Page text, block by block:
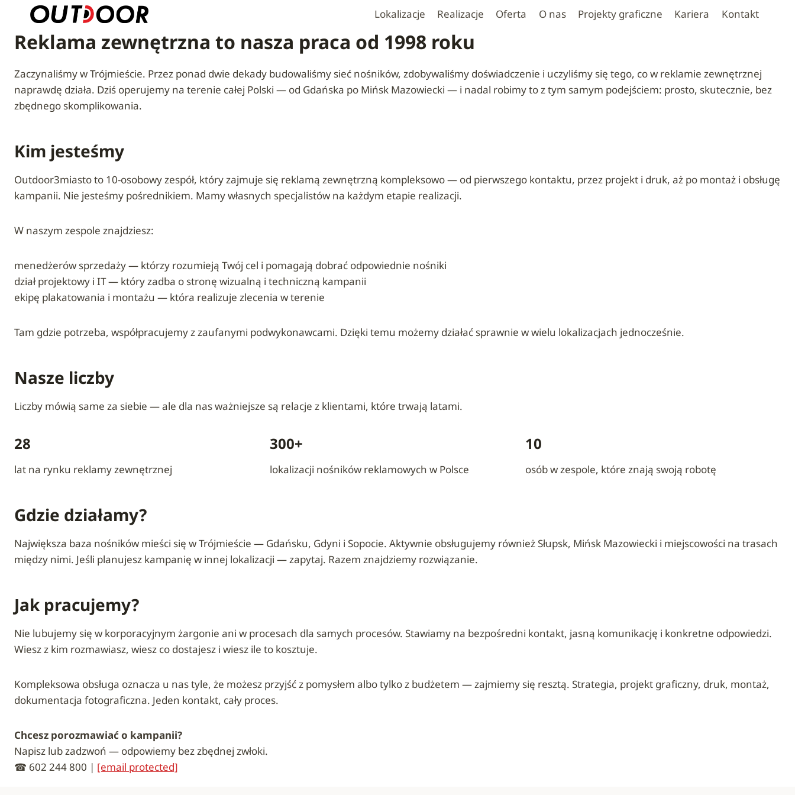
Przejdź
treści
Lokalizacje Realizacje Oferta O nas Projekty graficzne Kariera Kontakt
Reklama zewnętrzna to nasza praca od 1998 roku
Zaczynaliśmy w Trójmieście. Przez ponad dwie dekady budowaliśmy sieć nośników, zdobywaliśmy doświadczenie i uczyliśmy się tego, co w reklamie zewnętrznej
naprawdę działa. Dziś operujemy na terenie całej Polski — od Gdańska po Mińsk Mazowiecki — i nadal robimy to z tym samym podejściem: prosto, skutecznie, bez
zbędnego skomplikowania.
Kim jesteśmy
Outdoor3miasto to 10-osobowy zespół, który zajmuje się reklamą zewnętrzną kompleksowo — od pierwszego kontaktu, przez projekt i druk, aż po montaż i obsługę
kampanii. Nie jesteśmy pośrednikiem. Mamy własnych specjalistów na każdym etapie realizacji.
W naszym zespole znajdziesz:
menedżerów sprzedaży — którzy rozumieją Twój cel i pomagają dobrać odpowiednie nośniki
dział projektowy i IT — który zadba o stronę wizualną i techniczną kampanii
ekipę plakatowania i montażu — która realizuje zlecenia w terenie
Tam gdzie potrzeba, współpracujemy z zaufanymi podwykonawcami. Dzięki temu możemy działać sprawnie w wielu lokalizacjach jednocześnie.
Nasze liczby
Liczby mówią same za siebie — ale dla nas ważniejsze są relacje z klientami, które trwają latami.
28
lat na rynku reklamy zewnętrznej
300+
lokalizacji nośników reklamowych w Polsce
10
osób w zespole, które znają swoją robotę
Gdzie działamy?
Największa baza nośników mieści się w Trójmieście — Gdańsku, Gdyni i Sopocie. Aktywnie obsługujemy również Słupsk, Mińsk Mazowiecki i miejscowości na trasach
między nimi. Jeśli planujesz kampanię w innej lokalizacji — zapytaj. Razem znajdziemy rozwiązanie.
Jak pracujemy?
Nie lubujemy się w korporacyjnym żargonie ani w procesach dla samych procesów. Stawiamy na bezpośredni kontakt, jasną komunikację i konkretne odpowiedzi.
Wiesz z kim rozmawiasz, wiesz co dostajesz i wiesz ile to kosztuje.
Kompleksowa obsługa oznacza u nas tyle, że możesz przyjść z pomysłem albo tylko z budżetem — zajmiemy się resztą. Strategia, projekt graficzny, druk, montaż,
dokumentacja fotograficzna. Jeden kontakt, cały proces.
Chcesz porozmawiać o kampanii?
Napisz lub zadzwoń — odpowiemy bez zbędnej zwłoki.
☎ 602 244 800 | [email protected]